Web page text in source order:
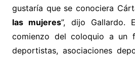
gustaría que se conociera
las mujeres”, dijo Gallardo.
comienzo del coloquio a un
deportistas, asociaciones